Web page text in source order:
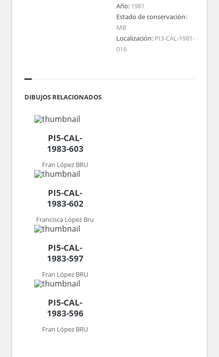
Año: 1981
Estado de conservación:
MB
Localización: PI3-CAL-1981-
016
DIBUJOS RELACIONADOS
PI5-CAL-
1983-603
Fran López BRU
PI5-CAL-
1983-602
Francisca López Bru
PI5-CAL-
1983-597
Fran López BRU
PI5-CAL-
1983-596
Fran López BRU